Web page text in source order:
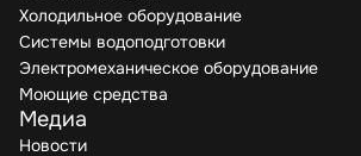
Холодильное оборудование
Системы водоподготовки
Электромеханическое оборудование
Моющие средства
Медиа
Новости